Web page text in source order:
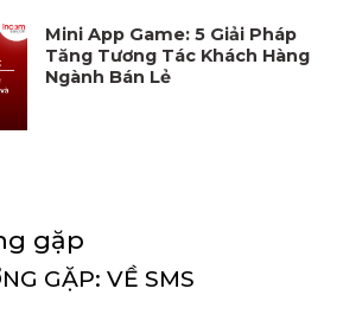
Mini App Game: 5 Giải Pháp
Tăng Tương Tác Khách Hàng
Ngành Bán Lẻ
gặp
GẶP: VỀ SMS